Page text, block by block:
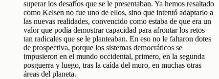
superar los desafíos que se le presentaban. Ya hemos resaltado
como Kelsen no fue uno de ellos, sino que intentó adaptarlo a
las nuevas realidades, convencido como estaba de que era un
valor que podía demostrar capacidad para afrontar los retos
tan radicales que se le planteaban. En eso no le faltaron dotes
de prospectiva, porque los sistemas democráticos se
impusieron en el mundo occidental, primero, en la segunda
posguerra y luego, tras la caída del muro, en muchas otras
áreas del planeta.